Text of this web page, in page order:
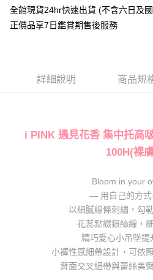
【「AFTEE先享後付」結帳流程】
１．於結帳方式選擇「AFTEE先享後付」
結帳頁面，進行簡訊認證並確認金額後，
※ 請注意：結帳手續完成當下不需立刻繳
客戶支援中心」https://
權轉讓予恩沛科技股份有限公司。
２．關於個人資料處理事宜，請瀏覽以下
https://aftee.tw/terms/#terms3
３．未成年的使用者請事先徵得法定代理
「AFTEE先享後付」，若未經同意申辦者
４．使用「AFTEE先享後付」時，將依據
時審查核予不同之上限額度；若仍有額度
每筆NT$80，滿NT$1,000(含以上)免
付款後全家取貨
每筆NT$80，滿NT$1,000(含以上)免
每筆NT$100，滿NT$1,000(含以上)
全館現貨24hr快速出貨 (不含六日及
正價品享7日鑑賞期售後服務
詳細說明 商品規
i PINK 遇見花香 集中托高
100H(裸
Bloom in your
— 用自己的方
以細膩線條刺繡，勾
花蕊點綴銀絲線，
精巧愛心小吊墜提
小褲性感細帶設計，可依
背面交叉細帶與蕾絲美